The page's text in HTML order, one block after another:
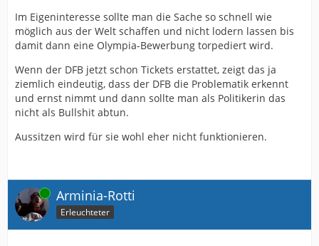
Im Eigeninteresse sollte man die Sache so schnell wie
möglich aus der Welt schaffen und nicht lodern lassen bis
damit dann eine Olympia-Bewerbung torpediert wird.
Wenn der DFB jetzt schon Tickets erstattet, zeigt das ja
ziemlich eindeutig, dass der DFB die Problematik erkennt
und ernst nimmt und dann sollte man als Politikerin das
nicht als Bullshit abtun.
Aussitzen wird für sie wohl eher nicht funktionieren.
Online Arminia-Rotti
Erleuchteter